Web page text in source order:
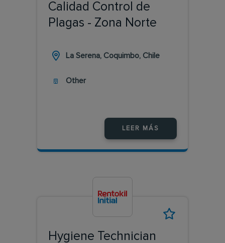
Calidad Control de
Plagas - Zona Norte
La Serena, Coquimbo, Chile
Other
LEER MÁS
Hygiene Technician